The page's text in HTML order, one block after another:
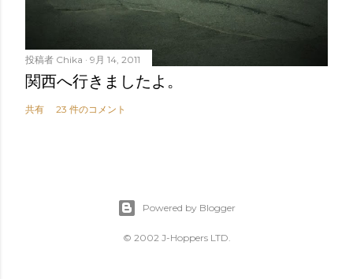
投稿者 Chika 9月 14, 2011
関西へ行きましたよ。
共有 23 件のコメント
Powered by Blogger
© 2002 J-Hoppers LTD.